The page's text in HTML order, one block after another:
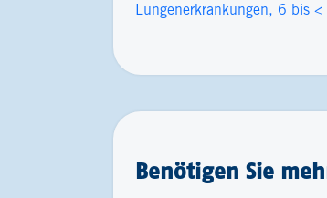
Lungenerkrankungen, 6 bis
Benötigen Sie